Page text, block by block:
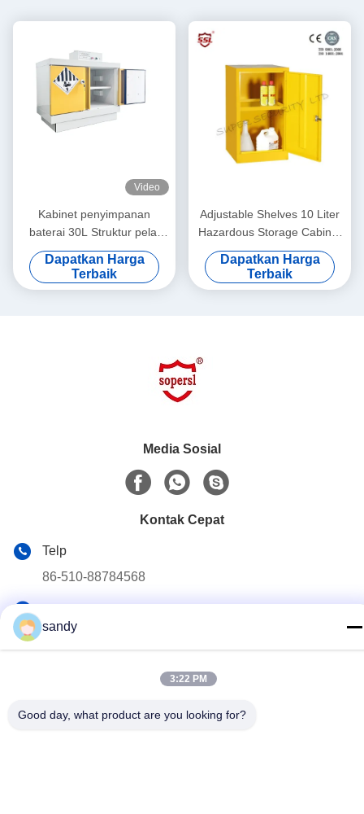
Video
Kabinet penyimpanan
baterai 30L Struktur pelat
baja lapisan ganda
Dapatkan Harga
Terbaik
Adjustable Shelves 10 Liter
Hazardous Storage Cabinet
Metal Lockable
Dapatkan Harga
Terbaik
Media Sosial
Kontak Cepat
Telp
86-510-88784568
sandy@cnsupersecurity.com
Zona Pengembangan Ekonomi Hongshan, kota Wuxi,
sandy
3:22 PM
Good day, what product are you looking for?